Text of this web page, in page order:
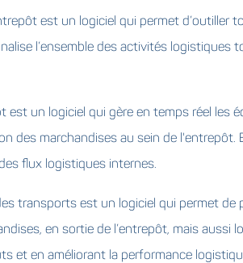
est un logiciel qui permet d’outiller
l’ensemble des activités
un logiciel qui gère en temps réel les
marchandises au sein de l'entrepôt.
flux logistiques internes.
transports est un logiciel qui permet de
en sortie de l’entrepôt, mais aussi
et en améliorant la performance